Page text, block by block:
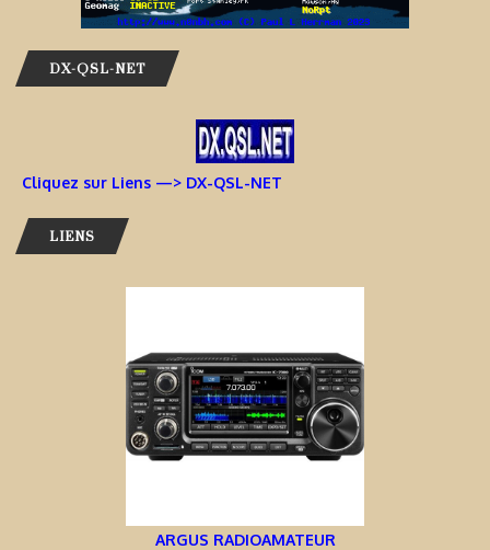
DX-QSL-NET
Cliquez sur Liens —> DX-QSL-NET
LIENS
ARGUS RADIOAMATEUR